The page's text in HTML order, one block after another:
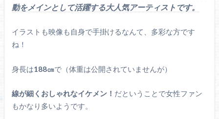
動をメインとして活躍する大人気アーティストです。
イラストも映像も自身で手掛けるなんて、多彩な方です
ね！
身長は188㎝で（体重は公開されていませんが）
線が細くおしゃれなイケメン！ だということで女性ファン
もかなり多いようです。